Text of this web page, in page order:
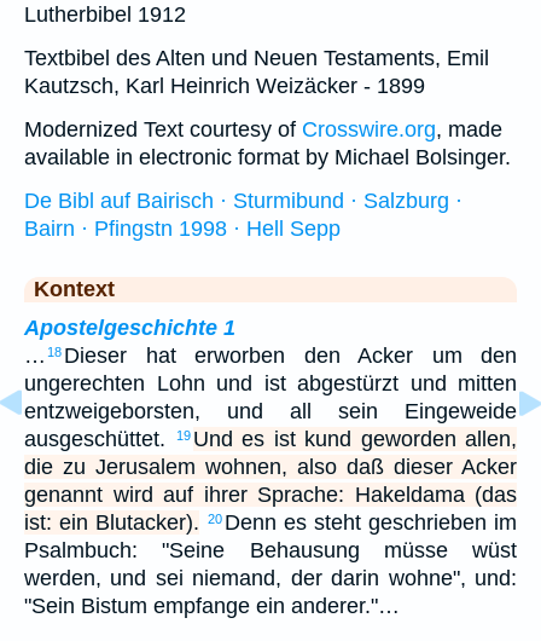
Lutherbibel 1912
Textbibel des Alten und Neuen Testaments, Emil
Kautzsch, Karl Heinrich Weizäcker - 1899
Modernized Text courtesy of Crosswire.org, made
available in electronic format by Michael Bolsinger.
De Bibl auf Bairisch · Sturmibund · Salzburg ·
Bairn · Pfingstn 1998 · Hell Sepp
Kontext
Apostelgeschichte 1
… 18 Dieser hat erworben den Acker um den
ungerechten Lohn und ist abgestürzt und mitten
entzweigeborsten, und all sein Eingeweide
ausgeschüttet.
19 Und es ist kund geworden allen,
die zu Jerusalem wohnen, also daß dieser Acker
genannt wird auf ihrer Sprache: Hakeldama (das
ist: ein Blutacker).
20 Denn es steht geschrieben im
Psalmbuch: "Seine Behausung müsse wüst
werden, und sei niemand, der darin wohne", und:
"Sein Bistum empfange ein anderer."…